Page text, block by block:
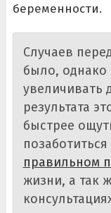
беременности.
Случаев
было, однако
увеличивать
результата
быстрее
правильном
жизни, а так